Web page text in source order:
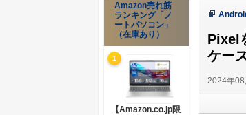
Pixel
ケー
2024年
Amazon売れ筋
ランキング「ノ
ートパソコン」
（在庫あり）
1
【Amazon.co.jp限